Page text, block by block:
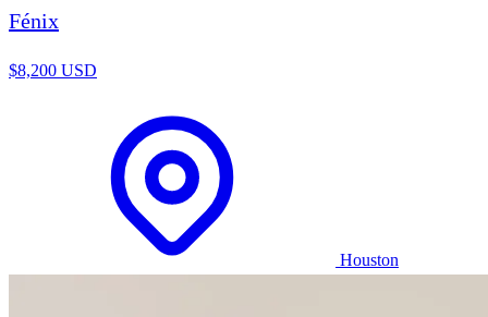
Fénix
$8,200 USD
Houston